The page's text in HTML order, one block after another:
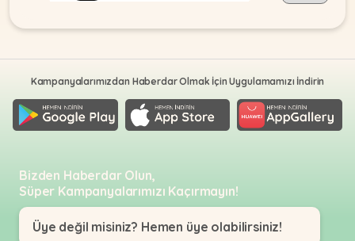
Kampanyalarımızdan Haberdar Olmak İçin Uygulamamızı İndirin
Bizden Haberdar Olun,
Süper Kampanyalarımızı Kaçırmayın!
Üye değil misiniz? Hemen üye olabilirsiniz!